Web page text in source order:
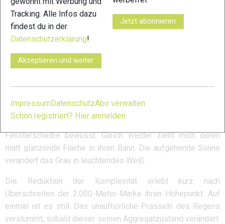
jedem Schritt und bahnt sich den Weg durch die Socken. Ich
spüre den Wasserlauf zwischen Händen und Unterarmen. Mit
jeder Armbewegung erobert das Wasser neue Stellen an
Brust und Rücken. Die Nässe ist das eine, mit ihr kriecht die
über Nacht einsetzende Kälte immer stärker unter meine
Kleidung.
Schnee in der Nacht
Kurz werde ich während meiner Erinnerungen wieder der
Fensterscheibe bewusst. Gleich wieder zieht mich deren
matt glänzende Fläche in ihren Bann. Die aufgehende Sonne
verändert das Grau in leuchtendes Weiß.
Die Reduktion der Komplexität erlebt kurz nach
Überschreiten der 2.000-Meter-Marke ihren Höhepunkt. Auf
einmal ist es still. Das unaufhörliche Prasseln des Regens
verstummt, sobald dieser seinen Aggregatzustand verändert.
Tracking. Alle Infos dazu
findest du in der
Datenschutzerklärung!
Akzeptieren und weiter
Jetzt abonnieren
Impressum DatenschutzAbo verwalten
Schon registriert? Hier anmelden